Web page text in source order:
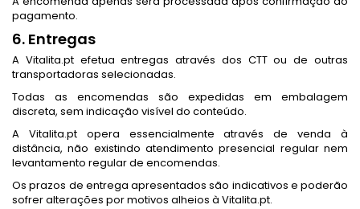
pagamento.
6. Entregas
A Vitalita.pt efetua entregas através dos CTT ou de outras
transportadoras selecionadas.
Todas as encomendas são expedidas em embalagem
discreta, sem indicação visível do conteúdo.
A Vitalita.pt opera essencialmente através de venda à
distância, não existindo atendimento presencial regular nem
levantamento regular de encomendas.
Os prazos de entrega apresentados são indicativos e poderão
sofrer alterações por motivos alheios à Vitalita.pt.